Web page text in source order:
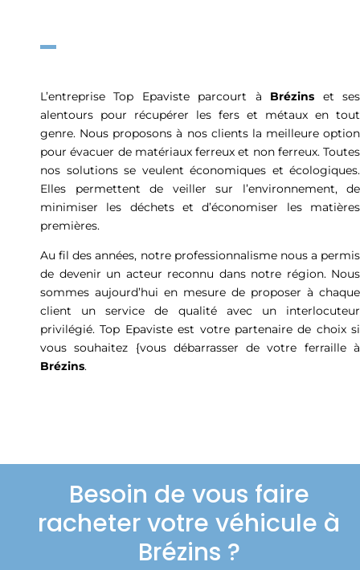
L’entreprise Top Epaviste parcourt à Brézins et ses
alentours pour récupérer les fers et métaux en tout
genre. Nous proposons à nos clients la meilleure option
pour évacuer de matériaux ferreux et non ferreux. Toutes
nos solutions se veulent économiques et écologiques.
Elles permettent de veiller sur l’environnement, de
minimiser les déchets et d’économiser les matières
premières.
Au fil des années, notre professionnalisme nous a permis
de devenir un acteur reconnu dans notre région. Nous
sommes aujourd’hui en mesure de proposer à chaque
client un service de qualité avec un interlocuteur
privilégié. Top Epaviste est votre partenaire de choix si
vous souhaitez {vous débarrasser de votre ferraille à
Brézins.
Besoin de vous faire
racheter votre véhicule à
Brézins ?